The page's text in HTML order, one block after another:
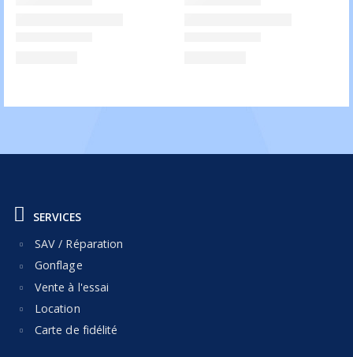
SERVICES
SAV / Réparation
Gonflage
Vente à l'essai
Location
Carte de fidélité